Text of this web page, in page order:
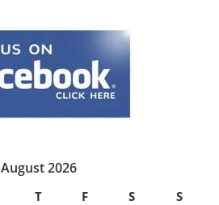
August 2026
T F S
S